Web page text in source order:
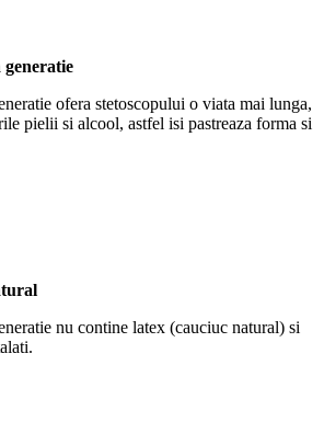
ofera stetoscopului o viata mai lunga,
pielii si alcool, astfel isi pastreaza forma si
nu contine latex (cauciuc natural) si